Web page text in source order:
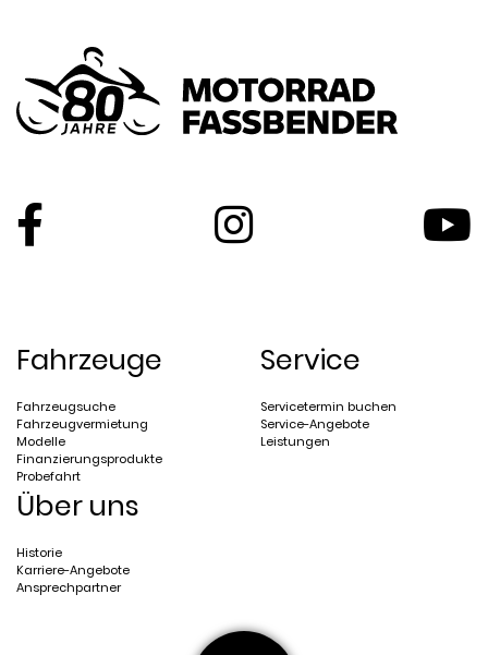
Fahrzeuge
Fahrzeugsuche
Fahrzeugvermietung
Modelle
Finanzierungsprodukte
Probefahrt
Service
Servicetermin buchen
Service-Angebote
Leistungen
Über uns
Historie
Karriere-Angebote
Ansprechpartner